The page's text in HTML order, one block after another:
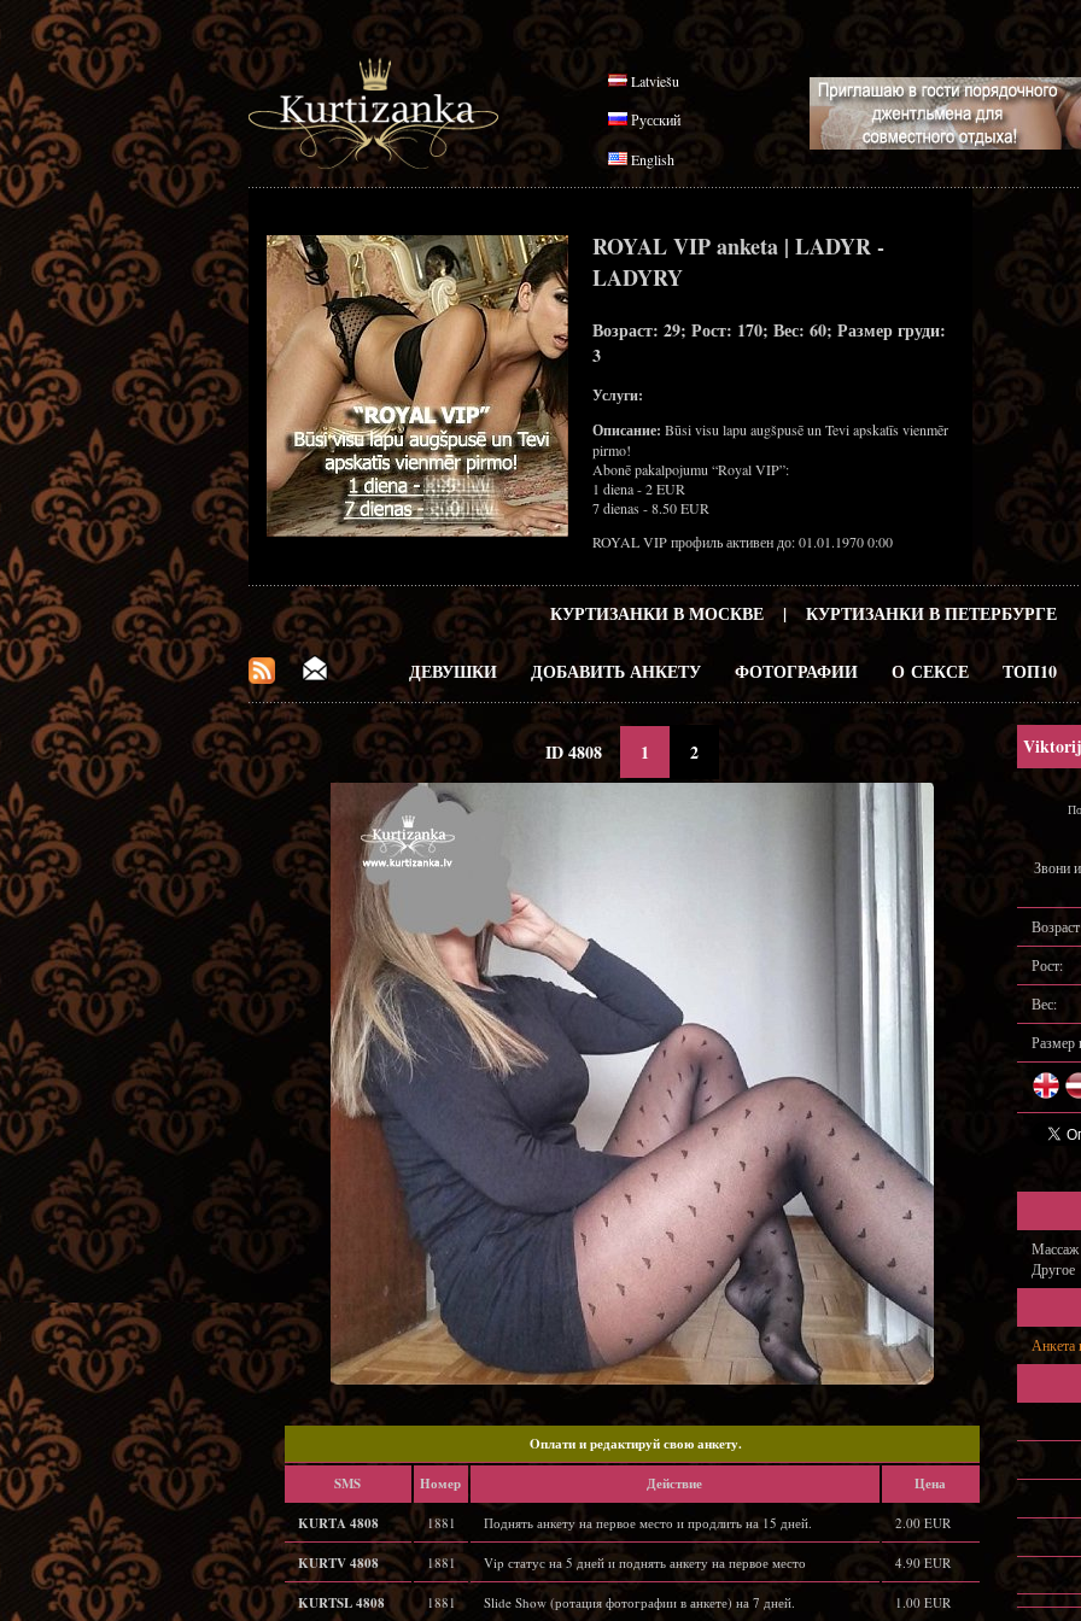
Latviešu
Русский
English
ROYAL VIP anketa | LADYR -
LADYRY
Возраст: 29; Рост: 170; Вес: 60; Размер груди:
3
Услуги:
Описание: Būsi visu lapu augšpusē un Tevi apskatīs vienmēr
pirmo!
Abonē pakalpojumu “Royal VIP”:
1 diena - 2 EUR
7 dienas - 8.50 EUR
ROYAL VIP профиль активен до: 01.01.1970 0:00
КУРТИЗАНКИ В МОСКВЕ | КУРТИЗАНКИ В ПЕТЕРБУРГЕ
ДЕВУШКИ ДОБАВИТЬ АНКЕТУ ФОТОГРАФИИ О СЕКСЕ ТОП10
ID 4808 1 2
Звони
Рост:
Вес:
Размер
Массаж
Другое
Анкета
Oплати и редактируй свою анкету.
SMS Hомер Действие Цена
KURTA 4808 1881 Поднять анкету на первое место и продлить на 15 дней. 2.00 EUR
KURTV 4808 1881 Vip статус на 5 дней и поднять анкету на первое место 4.90 EUR
KURTSL 4808 1881 Slide Show (ротация фотографии в анкете) на 7 дней. 1.00 EUR